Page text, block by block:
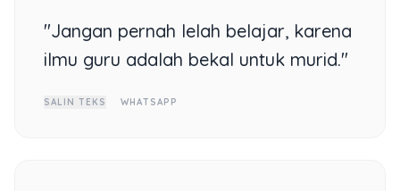
"Jangan pernah lelah belajar, karena
ilmu guru adalah bekal untuk murid."
SALIN TEKS WHATSAPP